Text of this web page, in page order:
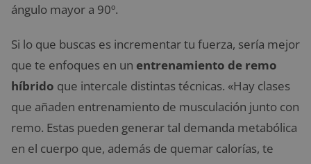
ángulo mayor a 90º.
Si lo que buscas es incrementar tu fuerza, sería mejor
que te enfoques en un entrenamiento de remo
híbrido que intercale distintas técnicas. «Hay clases
que añaden entrenamiento de musculación junto con
remo. Estas pueden generar tal demanda metabólica
en el cuerpo que, además de quemar calorías, te